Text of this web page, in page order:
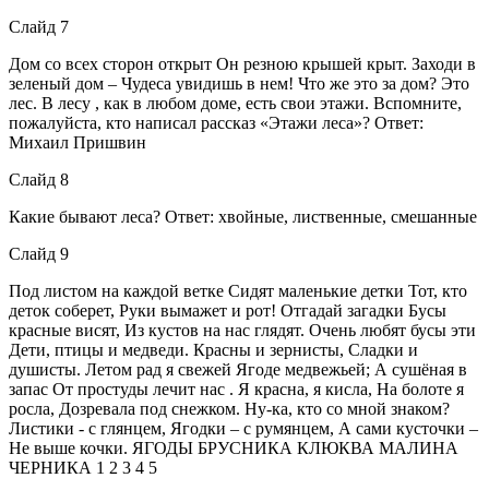
Слайд 7
Дом со всех сторон открыт Он резною крышей крыт. Заходи в
зеленый дом – Чудеса увидишь в нем! Что же это за дом? Это
лес. В лесу , как в любом доме, есть свои этажи. Вспомните,
пожалуйста, кто написал рассказ «Этажи леса»? Ответ:
Михаил Пришвин
Слайд 8
Какие бывают леса? Ответ: хвойные, лиственные, смешанные
Слайд 9
Под листом на каждой ветке Сидят маленькие детки Тот, кто
деток соберет, Руки вымажет и рот! Отгадай загадки Бусы
красные висят, Из кустов на нас глядят. Очень любят бусы эти
Дети, птицы и медведи. Красны и зернисты, Сладки и
душисты. Летом рад я свежей Ягоде медвежьей; А сушёная в
запас От простуды лечит нас . Я красна, я кисла, На болоте я
росла, Дозревала под снежком. Ну-ка, кто со мной знаком?
Листики - с глянцем, Ягодки – с румянцем, А сами кусточки –
Не выше кочки. ЯГОДЫ БРУСНИКА КЛЮКВА МАЛИНА
ЧЕРНИКА 1 2 3 4 5